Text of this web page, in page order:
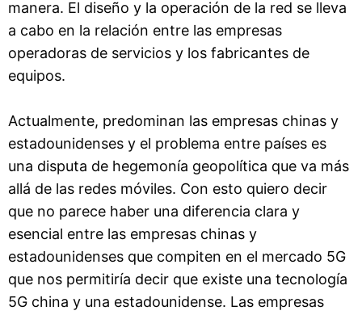
manera. El diseño y la operación de la red se lleva
a cabo en la relación entre las empresas
operadoras de servicios y los fabricantes de
equipos.
Actualmente, predominan las empresas chinas y
estadounidenses y el problema entre países es
una disputa de hegemonía geopolítica que va más
allá de las redes móviles. Con esto quiero decir
que no parece haber una diferencia clara y
esencial entre las empresas chinas y
estadounidenses que compiten en el mercado 5G
que nos permitiría decir que existe una tecnología
5G china y una estadounidense. Las empresas